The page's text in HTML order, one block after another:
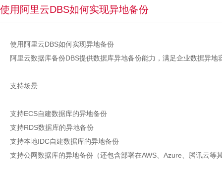
使用阿里云DBS如何实现异地备份
使用阿里云DBS如何实现异地备份
阿里云数据库备份DBS提供数据库异地备份能力，满足企业数据异地
支持场景
支持ECS自建数据库的异地备份
支持RDS数据库的异地备份
支持本地IDC自建数据库的异地备份
支持公网数据库的异地备份（还包含部署在AWS、Azure、腾讯云等